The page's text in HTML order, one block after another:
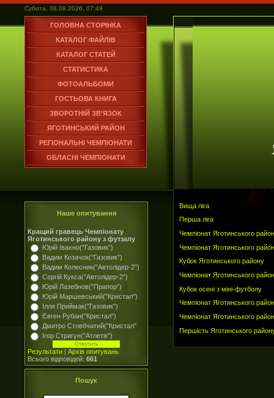
Субота, 08.08.2026, 07:49
ГОЛОВНА СТОРІНКА
КАТАЛОГ ФАЙЛІВ
КАТАЛОГ СТАТЕЙ
СТАТИСТИКА
ФОТОАЛЬБОМИ
ГОСТЬОВА КНИГА
ЗВОРОТНІЙ ЗВ'ЯЗОК
ЯГОТИНСЬКИЙ РАЙОН
РЕГІОНАЛЬНІ ЧЕМПІОНАТИ
ОБЛАСНІ ЧЕМПІОНАТИ
Наше опитування
Кращий гравець Чемпіонату
Яготинського району з футзалу
Юрій Івахно("Газовик")
Вадим Козачок("Газовик")
Вадим Колесник("Автолідер-2")
Сергій Кукса("Автолідер-2")
Юрій Лазебнов("Прапор")
Юрій Маршевський("Кристал")
Ілля Приймак("Газовик")
Євген Рубан("Кристал")
Дмитро Стовбчатий("Кристал"
Ігор Стригун("Атлетік")
Результати | Архів опитувань
Всього відповідей: 661
Пошук
Вища ліга
Перша ліга
Чемпіонат Яготинського
Чемпіонат Яготинського
Кубок Яготинського району
Чемпіонат Яготинського
Кубок осені з міні-футболу
Чемпіонат Яготинського
Чемпіонат Яготинського
Першість Яготинського